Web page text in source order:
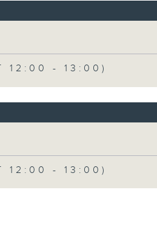
12:00 - 13:00)
12:00 - 13:00)